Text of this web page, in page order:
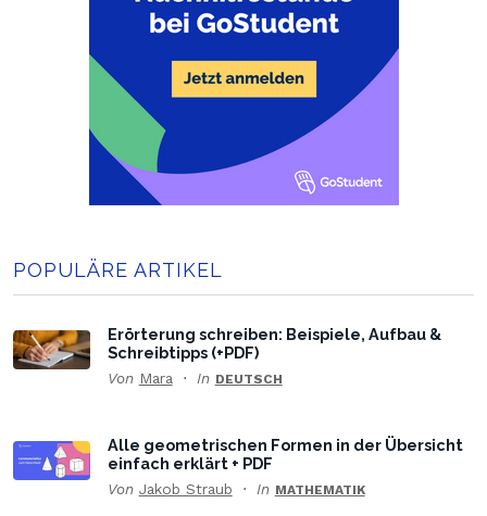
POPULÄRE ARTIKEL
Erörterung schreiben: Beispiele, Aufbau &
Schreibtipps (+PDF)
Von Mara In DEUTSCH
Alle geometrischen Formen in der Übersicht
einfach erklärt + PDF
Von Jakob Straub In MATHEMATIK